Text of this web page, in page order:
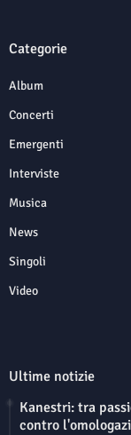
Categorie
Album
Concerti
Emergenti
Interviste
Musica
News
Singoli
Video
Ultime notizie
Kanestri: tra
contro